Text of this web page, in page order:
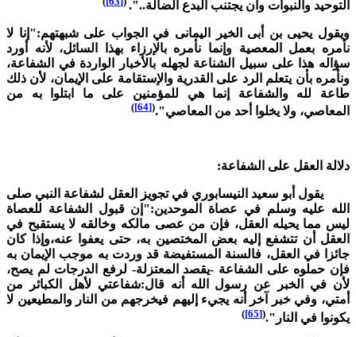
والنبوات وأن يجتنب البدع الضالة..".
يحيى بن أبى الخير اليمانى في الجواب على شبهتهم:"إنا لا
بعمل المعصية وإنما نأمره بالإرزاء بهذا السائل، لأنه أورد
هذا على سبيل الشناعة لجهله بالأخبار الواردة في الشفاعة،
بأن يتعلم الرد على القدرية والإستقامة على الإيمان، لأن ذلك
لله والشفاعة إنما هي للمؤمنين على ما ابتلوا به من
ولا يخلوا أحد من المعاصي". (
[64]
)
العقل على الشفاعة:
أبو سعيد النيسابوري في تجويز العقل لشفاعة النبي صلى
عليه وسلم في عصاة الموحدين:"إن قبول الشفاعة للعصاة
مما يحيله العقل، فإن من عصى مالكه وخالقه لا يستقبح في
أن تتشفع إليه بعض المختصين به، حتى يعفوا عنه،وإذا كان
في العقل، فالسنة المستفيضة قد وردت به موجب الإيمان به
حملوه على الشفاعة -يقصد المعتزلة- لرفع الدرجات لم يصح،
في الخبر عن رسول الله أنه قال:شفاعتي لأهل الكبائر من
وفي خبر آخر أنه يجيء إليهم فيخرجهم من النار والمطيعين لا
في النار". (
[65]
)